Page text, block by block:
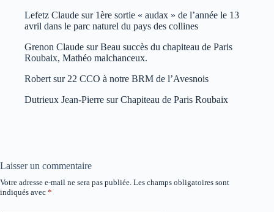
Lefetz Claude sur 1ère sortie « audax » de l’année le 13
avril dans le parc naturel du pays des collines
Grenon Claude surBeau succès du chapiteau de Paris
Roubaix, Mathéo malchanceux.
Robert sur 22 CCO à notre BRM de l’Avesnois
Dutrieux Jean-Pierre surChapiteau de Paris Roubaix
Laisser un commentaire
Votre adresse e-mail ne sera pas publiée. Les champs obligatoires sont
indiqués avec *